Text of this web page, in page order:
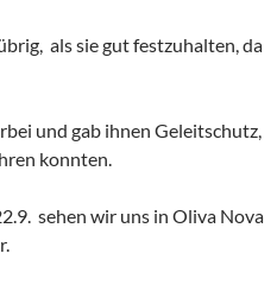
als sie gut festzuhalten, da
und gab ihnen Geleitschutz,
konnten.
sehen wir uns in Oliva Nova